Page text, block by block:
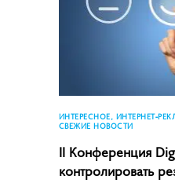
ИНТЕРЕСНОЕ, ИНТЕРНЕТ-
СВЕЖИЕ НОВОСТИ
II Конференция
контролировать